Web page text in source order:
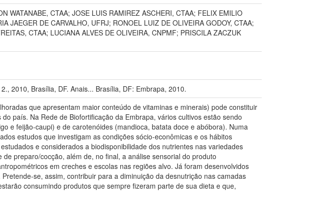
WATANABE, CTAA; JOSE LUIS RAMIREZ ASCHERI, CTAA; FELIX EMILIO
JAEGER DE CARVALHO, UFRJ; RONOEL LUIZ DE OLIVEIRA GODOY, CTAA;
CTAA; LUCIANA ALVES DE OLIVEIRA, CNPMF; PRISCILA ZACZUK
2010, Brasília, DF. Anais... Brasília, DF: Embrapa, 2010.
que apresentam maior conteúdo de vitaminas e minerais) pode constituir
país. Na Rede de Biofortificação da Embrapa, vários cultivos estão sendo
e feijão-caupi) e de carotenóides (mandioca, batata doce e abóbora). Numa
estudos que investigam as condições sócio-econômicas e os hábitos
e considerados a biodisponibilidade dos nutrientes nas variedades
preparo/cocção, além de, no final, a análise sensorial do produto
em creches e escolas nas regiões alvo. Já foram desenvolvidos
se, assim, contribuir para a diminuição da desnutrição nas camadas
consumindo produtos que sempre fizeram parte de sua dieta e que,